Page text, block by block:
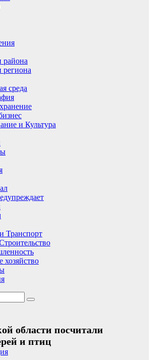
района
региона
среда
и Культура
Транспорт
хозяйство
области посчитали
и птиц